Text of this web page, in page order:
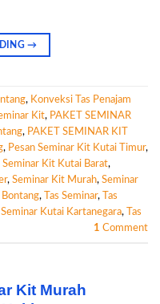
→
, Konveksi Tas Penajam
Kit, PAKET SEMINAR
, PAKET SEMINAR KIT
, Pesan Seminar Kit Kutai Timur,
Seminar Kit Kutai Barat,
, Seminar Kit Murah, Seminar
, Tas Seminar,
Tas
Seminar Kutai Kartanegara,
Tas
1 Comment
Kit Murah